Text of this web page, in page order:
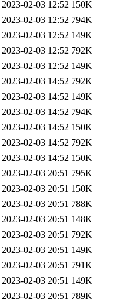
2023-02-03 12:52 150K
2023-02-03 12:52 794K
2023-02-03 12:52 149K
2023-02-03 12:52 792K
2023-02-03 12:52 149K
2023-02-03 14:52 792K
2023-02-03 14:52 149K
2023-02-03 14:52 794K
2023-02-03 14:52 150K
2023-02-03 14:52 792K
2023-02-03 14:52 150K
2023-02-03 20:51 795K
2023-02-03 20:51 150K
2023-02-03 20:51 788K
2023-02-03 20:51 148K
2023-02-03 20:51 792K
2023-02-03 20:51 149K
2023-02-03 20:51 791K
2023-02-03 20:51 149K
2023-02-03 20:51 789K